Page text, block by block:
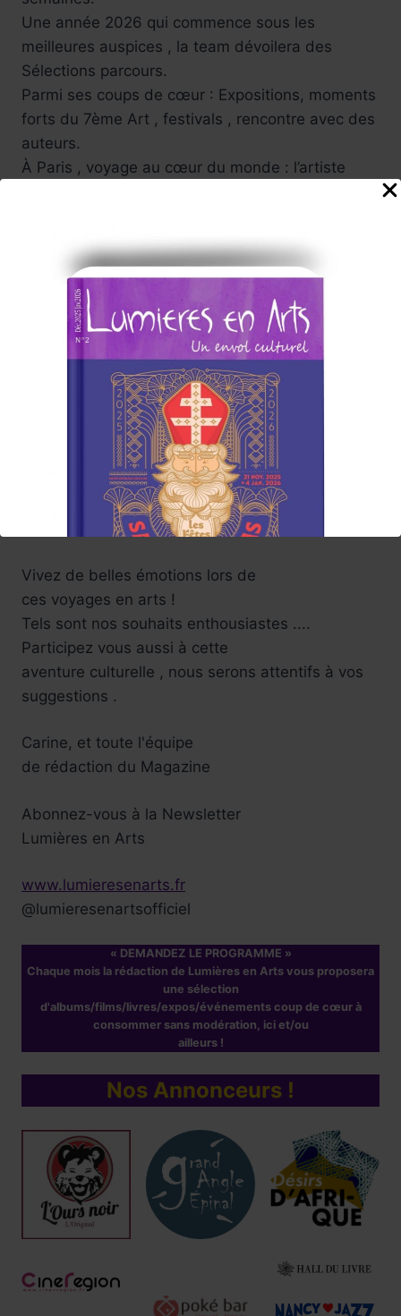
Une année 2026 qui commence sous les
meilleures auspices , la team dévoilera des
Sélections parcours.
Parmi ses coups de cœur : Expositions, moments
forts du 7ème Art , festivals , rencontre avec des
auteurs.
À Paris , voyage au cœur du monde : l’artiste
L’Asie va vous surprendre au musée Guimet ,
musée des arts asiatiques , Musée du
Luxembourg avec Soulages sur papier …
Aussi le musée Yves Saint-Laurent…
Une année riche en films et festivals, bref ,vivons
ensemble tous ces jolis événements.
L’équipe Lumières en Arts,
La promesse d'un choix de programmation
Ce" marathon" culturel l'équipe
Lumières en Arts vous l'offre au fil des semaines
a venir ....à Paris, en régions.
Vivez de belles émotions lors de
ces voyages en arts !
Tels sont nos souhaits enthousiastes ....
Participez vous aussi à cette
aventure culturelle , nous serons attentifs à vos
suggestions .
Carine, et toute l'équipe
de rédaction du Magazine
Abonnez-vous à la Newsletter
Lumières en Arts
www.lumieresenarts.fr
@lumieresenartsofficiel
« DEMANDEZ LE PROGRAMME »
Chaque mois la rédaction de Lumières en Arts vous proposera
une sélection
d'albums/films/livres/expos/événements coup de cœur à
consommer sans modération, ici et/ou
ailleurs !
Nos Annonceurs !